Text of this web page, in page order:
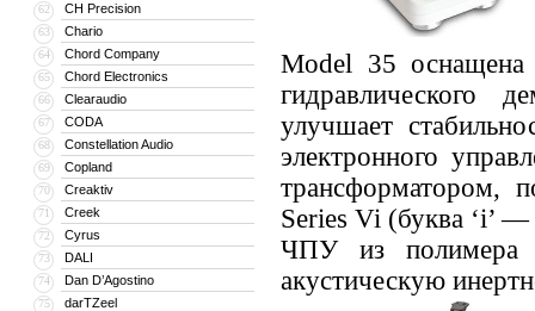
62 CH Precision
63 Chario
64 Chord Company
65 Chord Electronics
66 Clearaudio
67 CODA
68 Constellation Audio
69 Copland
70 Creaktiv
71 Creek
72 Cyrus
73 DALI
74 Dan D’Agostino
75 darTZeel
Model 35
гидравлического
улучшает
электронного
трансформатором,
Series Vi (буква ‘i’ —
ЧПУ из полимера
акустическую